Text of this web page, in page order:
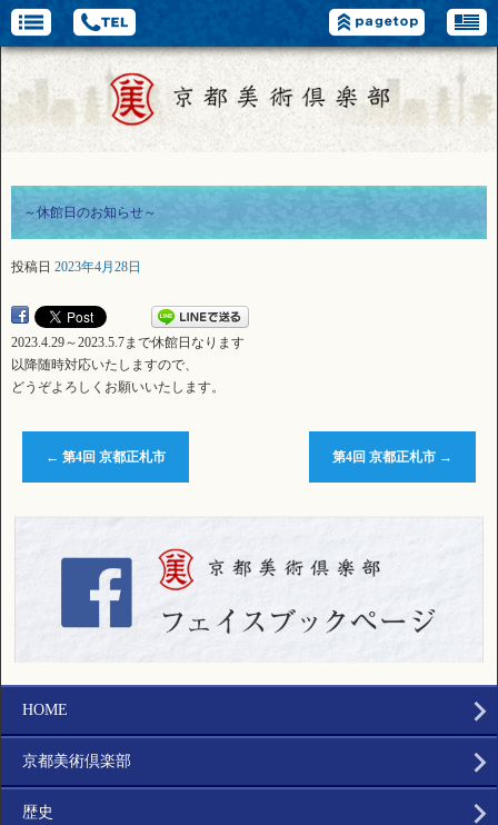
～休館日のお知らせ～
投稿日 2023年4月28日
2023.4.29～2023.5.7まで休館日なります
以降随時対応いたしますので、
どうぞよろしくお願いいたします。
← 第4回 京都正札市 第4回 京都正札市 →
HOME
京都美術倶楽部
歴史